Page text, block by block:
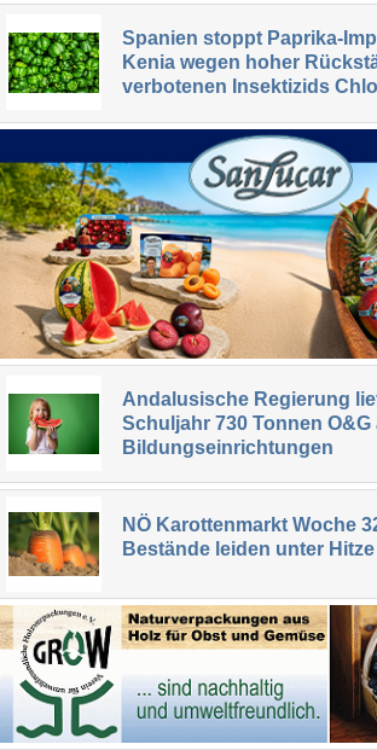
Spanien stoppt Paprika-
Kenia wegen hoher
verbotenen Insektizids
Andalusische Regierung
Schuljahr 730 Tonnen O&G
Bildungseinrichtungen
NÖ Karottenmarkt Woche
Bestände leiden unter Hitze